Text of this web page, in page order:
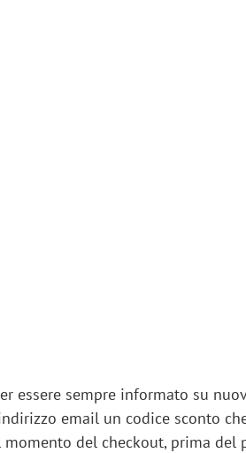
essere sempre informato su
email un codice sconto
del checkout, prima del